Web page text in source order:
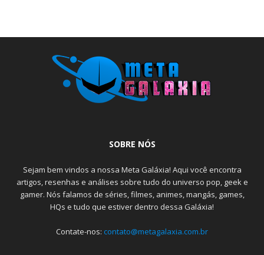
SOBRE NÓS
Sejam bem vindos a nossa Meta Galáxia! Aqui você encontra
artigos, resenhas e análises sobre tudo do universo pop, geek e
gamer. Nós falamos de séries, filmes, animes, mangás, games,
HQs e tudo que estiver dentro dessa Galáxia!
Contate-nos: contato@metagalaxia.com.br